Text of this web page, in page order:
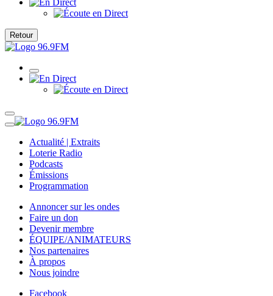
Retour
Actualité | Extraits
Loterie Radio
Podcasts
Émissions
Programmation
Annoncer sur les ondes
Faire un don
Devenir membre
ÉQUIPE/ANIMATEURS
Nos partenaires
À propos
Nous joindre
Facebook